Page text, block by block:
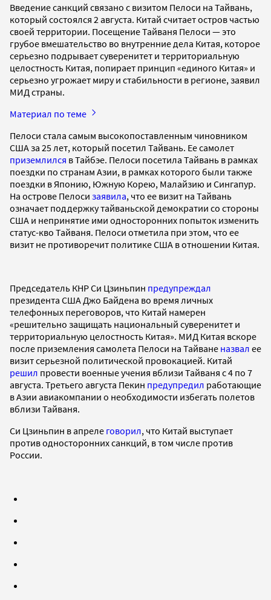
Введение санкций связано с визитом Пелоси на Тайвань,
который состоялся 2 августа. Китай считает остров частью
своей территории. Посещение Тайваня Пелоси — это
грубое вмешательство во внутренние дела Китая, которое
серьезно подрывает суверенитет и территориальную
целостность Китая, попирает принцип «единого Китая» и
серьезно угрожает миру и стабильности в регионе, заявил
МИД страны.
Материал по теме
Пелоси стала самым высокопоставленным чиновником
США за 25 лет, который посетил Тайвань. Ее самолет
приземлился в Тайбэе. Пелоси посетила Тайвань в рамках
поездки по странам Азии, в рамках которого были также
поездки в Японию, Южную Корею, Малайзию и Сингапур.
На острове Пелоси заявила, что ее визит на Тайвань
означает поддержку тайваньской демократии со стороны
США и непринятие ими односторонних попыток изменить
статус-кво Тайваня. Пелоси отметила при этом, что ее
визит не противоречит политике США в отношении Китая.
Председатель КНР Си Цзиньпин предупреждал
президента США Джо Байдена во время личных
телефонных переговоров, что Китай намерен
«решительно защищать национальный суверенитет и
территориальную целостность Китая». МИД Китая вскоре
после приземления самолета Пелоси на Тайване назвал ее
визит серьезной политической провокацией. Китай
решил провести военные учения вблизи Тайваня с 4 по 7
августа. Третьего августа Пекин предупредил работающие
в Азии авиакомпании о необходимости избегать полетов
вблизи Тайваня.
Си Цзиньпин в апреле говорил, что Китай выступает
против односторонних санкций, в том числе против
России.